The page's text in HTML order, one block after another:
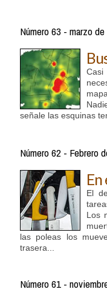
Número 63 - marzo
señale las esquinas
Número 62 - Febrero
El
Los
las poleas los
trasera...
Número 61 -